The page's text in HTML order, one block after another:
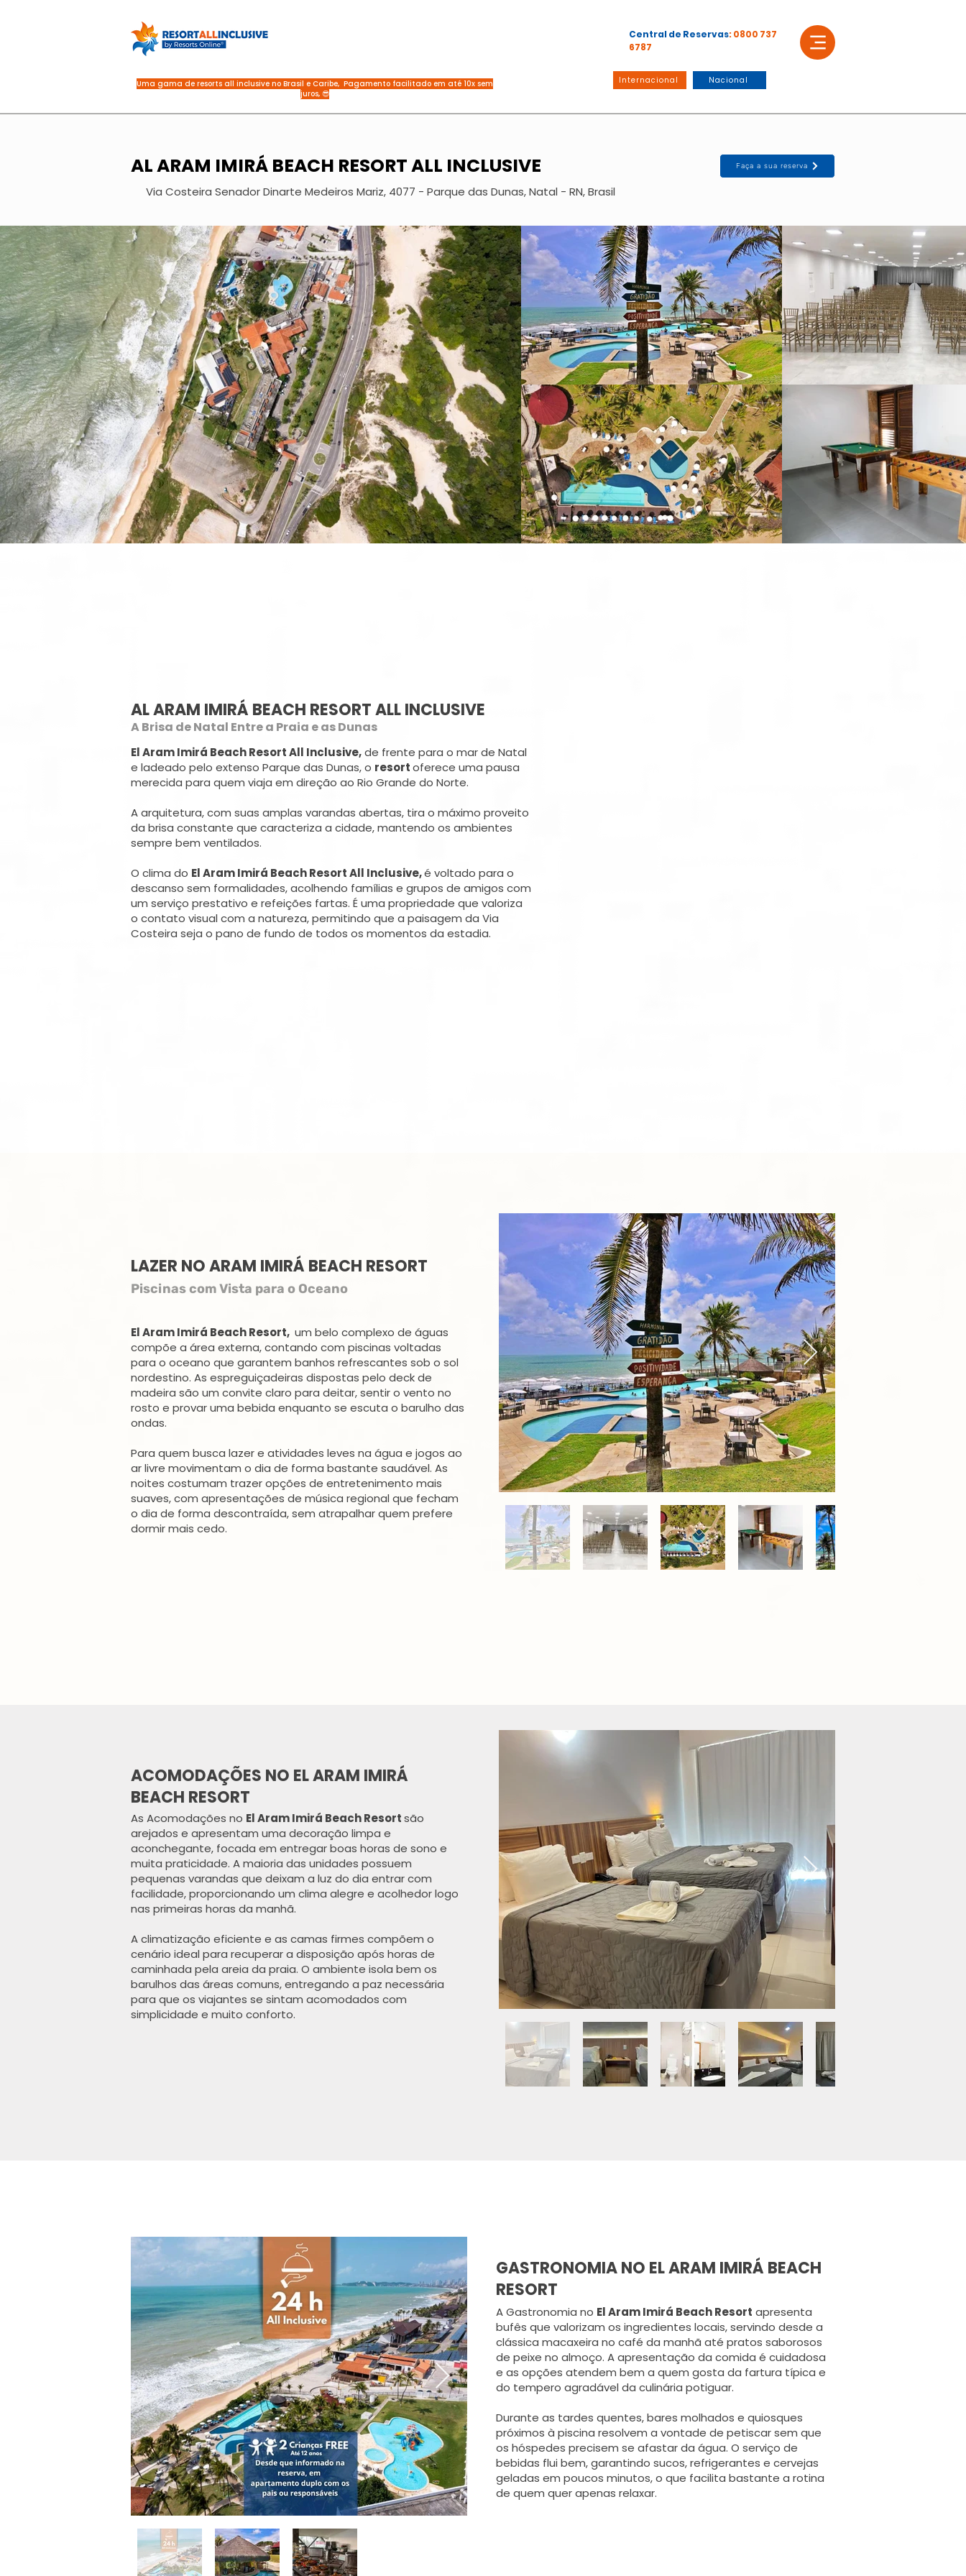
Uma gama de resorts all inclusive no Brasil e Caribe, Pagamento facilitado em até 10x sem
juros, 😎
Central de Reservas: 0800 737
6787
Internacional Nacional
AL ARAM IMIRÁ BEACH RESORT ALL INCLUSIVE
Via Costeira Senador Dinarte Medeiros Mariz, 4077 - Parque das Dunas, Natal - RN, Brasil
Faça a sua reserva
AL ARAM IMIRÁ BEACH RESORT ALL INCLUSIVE
A Brisa de Natal Entre a Praia e as Dunas
El Aram Imirá Beach Resort All Inclusive,de frente para o mar de Natal
e ladeado pelo extenso Parque das Dunas, o resortoferece uma pausa
merecida para quem viaja em direção ao Rio Grande do Norte.
A arquitetura, com suas amplas varandas abertas, tira o máximo proveito
da brisa constante que caracteriza a cidade, mantendo os ambientes
sempre bem ventilados.
O clima do El Aram Imirá Beach Resort All Inclusive,é voltado para o
descanso sem formalidades, acolhendo famílias e grupos de amigos com
um serviço prestativo e refeições fartas. É uma propriedade que valoriza
o contato visual com a natureza, permitindo que a paisagem da Via
Costeira seja o pano de fundo de todos os momentos da estadia.
LAZER NO ARAM IMIRÁ BEACH RESORT
Piscinas com Vista para o Oceano
El Aram Imirá Beach Resort, um belo complexo de águas
compõe a área externa, contando com piscinas voltadas
para o oceano que garantem banhos refrescantes sob o sol
nordestino. As espreguiçadeiras dispostas pelo deck de
madeira são um convite claro para deitar, sentir o vento no
rosto e provar uma bebida enquanto se escuta o barulho das
ondas.
Para quem busca lazer e atividades leves na água e jogos ao
ar livre movimentam o dia de forma bastante saudável. As
noites costumam trazer opções de entretenimento mais
suaves, com apresentações de música regional que fecham
o dia de forma descontraída, sem atrapalhar quem prefere
dormir mais cedo.
ACOMODAÇÕES NO EL ARAM IMIRÁ
BEACH RESORT
As Acomodações no El Aram Imirá Beach Resortsão
arejados e apresentam uma decoração limpa e
aconchegante, focada em entregar boas horas de sono e
muita praticidade. A maioria das unidades possuem
pequenas varandas que deixam a luz do dia entrar com
facilidade, proporcionando um clima alegre e acolhedor logo
nas primeiras horas da manhã.
A climatização eficiente e as camas firmes compõem o
cenário ideal para recuperar a disposição após horas de
caminhada pela areia da praia. O ambiente isola bem os
barulhos das áreas comuns, entregando a paz necessária
para que os viajantes se sintam acomodados com
simplicidade e muito conforto.
GASTRONOMIA NO EL ARAM IMIRÁ BEACH
RESORT
A Gastronomia no El Aram Imirá Beach Resort apresenta
bufês que valorizam os ingredientes locais, servindo desde a
clássica macaxeira no café da manhã até pratos saborosos
de peixe no almoço. A apresentação da comida é cuidadosa
e as opções atendem bem a quem gosta da fartura típica e
do tempero agradável da culinária potiguar.
Durante as tardes quentes, bares molhados e quiosques
próximos à piscina resolvem a vontade de petiscar sem que
os hóspedes precisem se afastar da água. O serviço de
bebidas flui bem, garantindo sucos, refrigerantes e cervejas
geladas em poucos minutos, o que facilita bastante a rotina
de quem quer apenas relaxar.